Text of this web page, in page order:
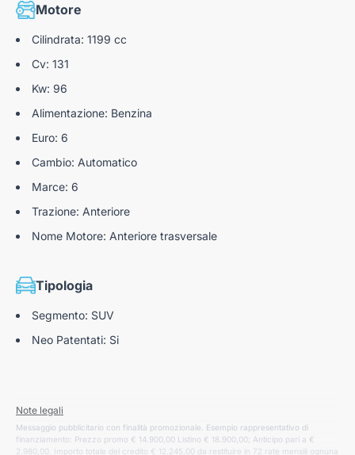
Motore
Cilindrata: 1199 cc
Cv: 131
Kw: 96
Alimentazione: Benzina
Euro: 6
Cambio: Automatico
Marce: 6
Trazione: Anteriore
Nome Motore: Anteriore trasversale
Tipologia
Segmento: SUV
Neo Patentati: Si
Note legali
Messaggio pubblicitario con finalità promozionale. Esempio rappresentativo di
finanziamento: Prezzo promo € 14.900,00 Listino € 18.900,00; Anticipo pari a €
2.980,00. Importo totale del credito € 12.245,00 da restituire in 72 rate mensili ognuna